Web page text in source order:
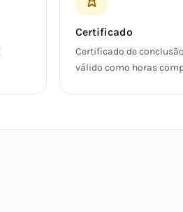
Certificado
Certificado de
válido como horas